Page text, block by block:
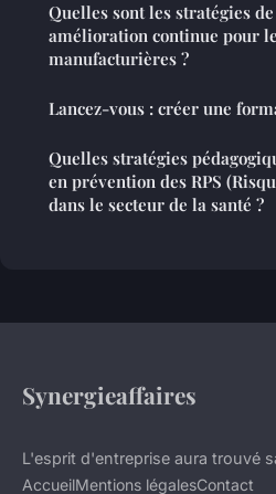
Quelles sont les stratégies
amélioration continue pour
manufacturières ?
Lancez-vous : créer une
Quelles stratégies
en prévention des RPS
dans le secteur de la santé ?
Synergieaffaires
L'esprit d'entreprise aura trouvé
AccueilMentions légalesContact